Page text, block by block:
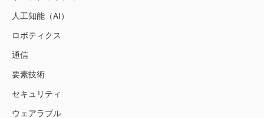
人工知能（AI）
ロボティクス
通信
要素技術
セキュリティ
ウェアラブル